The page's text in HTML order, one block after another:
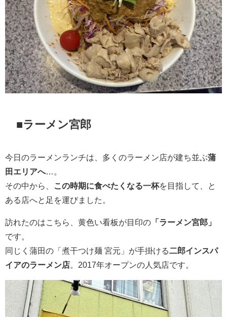
■ラーメン宮郎
今日のラーメンランチは、多くのラーメン店が建ち並ぶ蒲
田エリアへ…。
その中から、
この時期に食べたくなる一杯を目指して、と
ある店へと足を運びました。
訪れたのはこちら、黄色い看板が目印の 「ラーメン宮郎」
です。
同じく蒲田の「煮干つけ麺 宮元」が手掛ける 二郎インスパ
イアのラーメン店 。2017年オープンの人気店です。